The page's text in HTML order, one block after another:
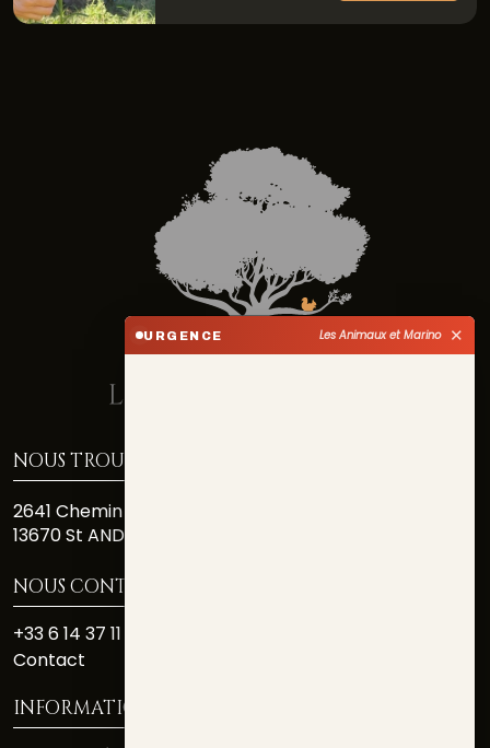
NOUS TROUVER
2641 Chemin Des Costiéres
13670 St ANDIOL
NOUS CONTACTER
+33 6 14 37 11 81
Contact
INFORMATIONS
URGENCE Les Animaux et Marino ✕